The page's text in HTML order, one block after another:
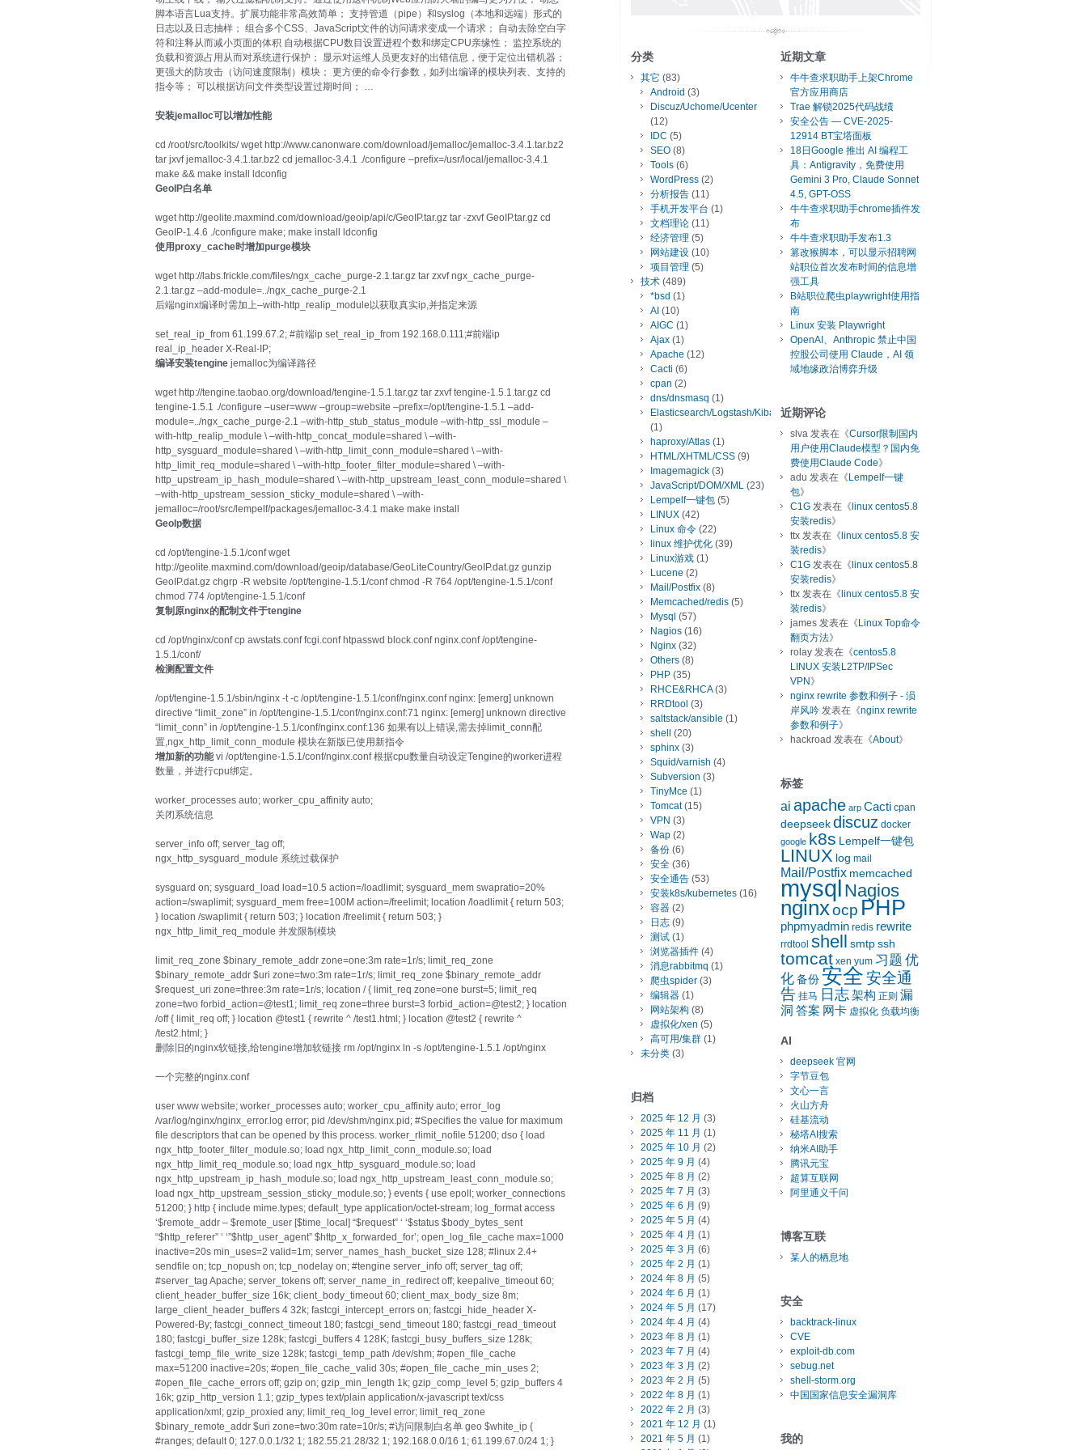
脚本语言Lua支持。扩展功能非常高效简单； 支持管道（pipe）和syslog（本地和远端）形式的
日志以及日志抽样； 组合多个CSS、JavaScript文件的访问请求变成一个请求； 自动去除空白字
符和注释从而减小页面的体积 自动根据CPU数目设置进程个数和绑定CPU亲缘性； 监控系统的
负载和资源占用从而对系统进行保护； 显示对运维人员更友好的出错信息，便于定位出错机器；
更强大的防攻击（访问速度限制）模块； 更方便的命令行参数，如列出编译的模块列表、支持的
指令等； 可以根据访问文件类型设置过期时间； …
安装jemalloc可以增加性能
cd /root/src/toolkits/ wget http://www.canonware.com/download/jemalloc/jemalloc-3.4.1.tar.bz2
tar jxvf jemalloc-3.4.1.tar.bz2 cd jemalloc-3.4.1 ./configure –prefix=/usr/local/jemalloc-3.4.1
make && make install ldconfig
GeoIP白名单
wget http://geolite.maxmind.com/download/geoip/api/c/GeoIP.tar.gz tar -zxvf GeoIP.tar.gz cd
GeoIP-1.4.6 ./configure make; make install ldconfig
使用proxy_cache时增加purge模块
wget http://labs.frickle.com/files/ngx_cache_purge-2.1.tar.gz tar zxvf ngx_cache_purge-
2.1.tar.gz –add-module=../ngx_cache_purge-2.1
后端nginx编译时需加上–with-http_realip_module以获取真实ip,并指定来源
set_real_ip_from 61.199.67.2; #前端ip set_real_ip_from 192.168.0.111;#前端ip
real_ip_header X-Real-IP;
编译安装tengine jemalloc为编译路径
wget http://tengine.taobao.org/download/tengine-1.5.1.tar.gz tar zxvf tengine-1.5.1.tar.gz cd
tengine-1.5.1 ./configure –user=www –group=website –prefix=/opt/tengine-1.5.1 –add-
module=../ngx_cache_purge-2.1 –with-http_stub_status_module –with-http_ssl_module –
with-http_realip_module \ –with-http_concat_module=shared \ –with-
http_sysguard_module=shared \ –with-http_limit_conn_module=shared \ –with-
http_limit_req_module=shared \ –with-http_footer_filter_module=shared \ –with-
http_upstream_ip_hash_module=shared \ –with-http_upstream_least_conn_module=shared \
–with-http_upstream_session_sticky_module=shared \ –with-
jemalloc=/root/src/lempelf/packages/jemalloc-3.4.1 make make install
GeoIp数据
cd /opt/tengine-1.5.1/conf wget
http://geolite.maxmind.com/download/geoip/database/GeoLiteCountry/GeoIP.dat.gz gunzip
GeoIP.dat.gz chgrp -R website /opt/tengine-1.5.1/conf chmod -R 764 /opt/tengine-1.5.1/conf
chmod 774 /opt/tengine-1.5.1/conf
复制原nginx的配制文件于tengine
cd /opt/nginx/conf cp awstats.conf fcgi.conf htpasswd block.conf nginx.conf /opt/tengine-
1.5.1/conf/
检测配置文件
/opt/tengine-1.5.1/sbin/nginx -t -c /opt/tengine-1.5.1/conf/nginx.conf nginx: [emerg] unknown
directive “limit_zone” in /opt/tengine-1.5.1/conf/nginx.conf:71 nginx: [emerg] unknown directive
“limit_conn” in /opt/tengine-1.5.1/conf/nginx.conf:136 如果有以上错误,需去掉limit_conn配
置,ngx_http_limit_conn_module 模块在新版已使用新指令
增加新的功能vi /opt/tengine-1.5.1/conf/nginx.conf 根据cpu数量自动设定Tengine的worker进程
数量，并进行cpu绑定。
worker_processes auto; worker_cpu_affinity auto;
关闭系统信息
server_info off; server_tag off;
ngx_http_sysguard_module 系统过载保护
sysguard on; sysguard_load load=10.5 action=/loadlimit; sysguard_mem swapratio=20%
action=/swaplimit; sysguard_mem free=100M action=/freelimit; location /loadlimit { return 503;
} location /swaplimit { return 503; } location /freelimit { return 503; }
ngx_http_limit_req_module 并发限制模块
limit_req_zone $binary_remote_addr zone=one:3m rate=1r/s; limit_req_zone
$binary_remote_addr $uri zone=two:3m rate=1r/s; limit_req_zone $binary_remote_addr
$request_uri zone=three:3m rate=1r/s; location / { limit_req zone=one burst=5; limit_req
zone=two forbid_action=@test1; limit_req zone=three burst=3 forbid_action=@test2; } location
/off { limit_req off; } location @test1 { rewrite ^ /test1.html; } location @test2 { rewrite ^
/test2.html; }
删除旧的nginx软链接,给tengine增加软链接 rm /opt/nginx ln -s /opt/tengine-1.5.1 /opt/nginx
一个完整的nginx.conf
user www website; worker_processes auto; worker_cpu_affinity auto; error_log
/var/log/nginx/nginx_error.log error; pid /dev/shm/nginx.pid; #Specifies the value for maximum
file descriptors that can be opened by this process. worker_rlimit_nofile 51200; dso { load
ngx_http_footer_filter_module.so; load ngx_http_limit_conn_module.so; load
ngx_http_limit_req_module.so; load ngx_http_sysguard_module.so; load
ngx_http_upstream_ip_hash_module.so; load ngx_http_upstream_least_conn_module.so;
load ngx_http_upstream_session_sticky_module.so; } events { use epoll; worker_connections
51200; } http { include mime.types; default_type application/octet-stream; log_format access
‘$remote_addr – $remote_user [$time_local] “$request” ‘ ‘$status $body_bytes_sent
“$http_referer” ‘ ‘”$http_user_agent” $http_x_forwarded_for’; open_log_file_cache max=1000
inactive=20s min_uses=2 valid=1m; server_names_hash_bucket_size 128; #linux 2.4+
sendfile on; tcp_nopush on; tcp_nodelay on; #tengine server_info off; server_tag off;
#server_tag Apache; server_tokens off; server_name_in_redirect off; keepalive_timeout 60;
client_header_buffer_size 16k; client_body_timeout 60; client_max_body_size 8m;
large_client_header_buffers 4 32k; fastcgi_intercept_errors on; fastcgi_hide_header X-
Powered-By; fastcgi_connect_timeout 180; fastcgi_send_timeout 180; fastcgi_read_timeout
180; fastcgi_buffer_size 128k; fastcgi_buffers 4 128K; fastcgi_busy_buffers_size 128k;
fastcgi_temp_file_write_size 128k; fastcgi_temp_path /dev/shm; #open_file_cache
max=51200 inactive=20s; #open_file_cache_valid 30s; #open_file_cache_min_uses 2;
#open_file_cache_errors off; gzip on; gzip_min_length 1k; gzip_comp_level 5; gzip_buffers 4
16k; gzip_http_version 1.1; gzip_types text/plain application/x-javascript text/css
application/xml; gzip_proxied any; limit_req_log_level error; limit_req_zone
$binary_remote_addr $uri zone=two:30m rate=10r/s; #访问限制白名单 geo $white_ip {
#ranges; default 0; 127.0.0.1/32 1; 182.55.21.28/32 1; 192.168.0.0/16 1; 61.199.67.0/24 1; }
分类
其它 (83)
Android (3)
Discuz/Uchome/Ucenter
(12)
IDC (5)
SEO (8)
Tools (6)
WordPress (2)
分析报告 (11)
手机开发平台 (1)
文档理论 (11)
经济管理 (5)
网站建设 (10)
项目管理 (5)
技术 (489)
*bsd (1)
AI (10)
AIGC (1)
Ajax (1)
Apache (12)
Cacti (6)
cpan (2)
dns/dnsmasq (1)
Elasticsearch/Logstash/Kibana
(1)
haproxy/Atlas (1)
HTML/XHTML/CSS (9)
Imagemagick (3)
JavaScript/DOM/XML (23)
Lempelf一键包 (5)
LINUX (42)
Linux 命令 (22)
linux 维护优化 (39)
Linux游戏 (1)
Lucene (2)
Mail/Postfix (8)
Memcached/redis (5)
Mysql (57)
Nagios (16)
Nginx (32)
Others (8)
PHP (35)
RHCE&RHCA(3)
RRDtool (3)
saltstack/ansible (1)
shell
(20)
sphinx (3)
Squid/varnish (4)
Subversion (3)
TinyMce (1)
Tomcat(15)
VPN (3)
Wap (2)
备份 (6)
安全 (36)
安全通告 (53)
安装k8s/kubernetes (16)
容器 (2)
日志 (9)
测试 (1)
浏览器插件 (4)
消息rabbitmq (1)
爬虫spider (3)
编辑器 (1)
网站架构 (8)
虚拟化/xen (5)
高可用/集群 (1)
未分类 (3)
归档
2025 年 12 月 (3)
2025 年 11 月 (1)
2025 年 10 月 (2)
2025 年 9 月 (4)
2025 年 8 月 (2)
2025 年 7 月 (3)
2025 年 6 月 (9)
2025 年 5 月 (4)
2025 年 4 月 (1)
2025 年 3 月 (6)
2025 年 2 月 (1)
2024 年 8 月 (5)
2024 年 6 月 (1)
2024 年 5 月 (17)
2024 年 4 月 (4)
2023 年 8 月 (1)
2023 年 7 月 (4)
2023 年 3 月 (2)
2023 年 2 月 (5)
2022 年 8 月 (1)
2022 年 2 月 (3)
2021 年 12 月 (1)
2021 年 5 月 (1)
近期文章
牛牛查求职助手上架Chrome
官方应用商店
Trae 解锁2025代码战绩
安全公告 — CVE-2025-
12914 BT宝塔面板
18日Google 推出 AI 编程工
具：Antigravity，免费使用
Gemini 3 Pro, Claude Sonnet
4.5, GPT-OSS
牛牛查求职助手chrome插件发
布
牛牛查求职助手发布1.3
篡改猴脚本，可以显示招聘网
站职位首次发布时间的信息增
强工具
B站职位爬虫playwright使用指
南
Linux 安装 Playwright
OpenAI、Anthropic 禁止中国
控股公司使用 Claude，AI 领
域地缘政治博弈升级
近期评论
slva 发表在《Cursor限制国内
用户使用Claude模型？国内免
费使用Claude Code》
adu 发表在《 Lempelf一键
包》
C1G 发表在《 linux centos5.8
安装redis》
ttx 发表在《 linux centos5.8 安
装redis》
C1G 发表在《 linux centos5.8
安装redis》
ttx 发表在《 linux centos5.8 安
装redis》
james 发表在《 Linux Top命令
翻页方法》
rolay 发表在《centos5.8
LINUX 安装L2TP/IPSec
VPN 》
nginx rewrite 参数和例子 - 涢
岸风吟 发表在《nginx rewrite
参数和例子》
hackroad 发表在《About》
标签
ai apache arp Cacti cpan
deepseek discuz docker
google k8s Lempelf一键包
LINUX log mail
Mail/Postfix memcached
mysql Nagios
nginxocp PHP
phpmyadmin redis rewrite
rrdtool shell smtp ssh
tomcat xen yum 习题 优
化 备份 安全安全通
告 挂马 日志架构 正则 漏
洞 答案 网卡 虚拟化 负载均衡
AI
deepseek 官网
字节豆包
文心一言
火山方舟
硅基流动
秘塔AI搜索
纳米AI助手
腾讯元宝
超算互联网
阿里通义千问
博客互联
某人的栖息地
安全
backtrack-linux
CVE
exploit-db.com
sebug.net
shell-storm.org
中国国家信息安全漏洞库
我的